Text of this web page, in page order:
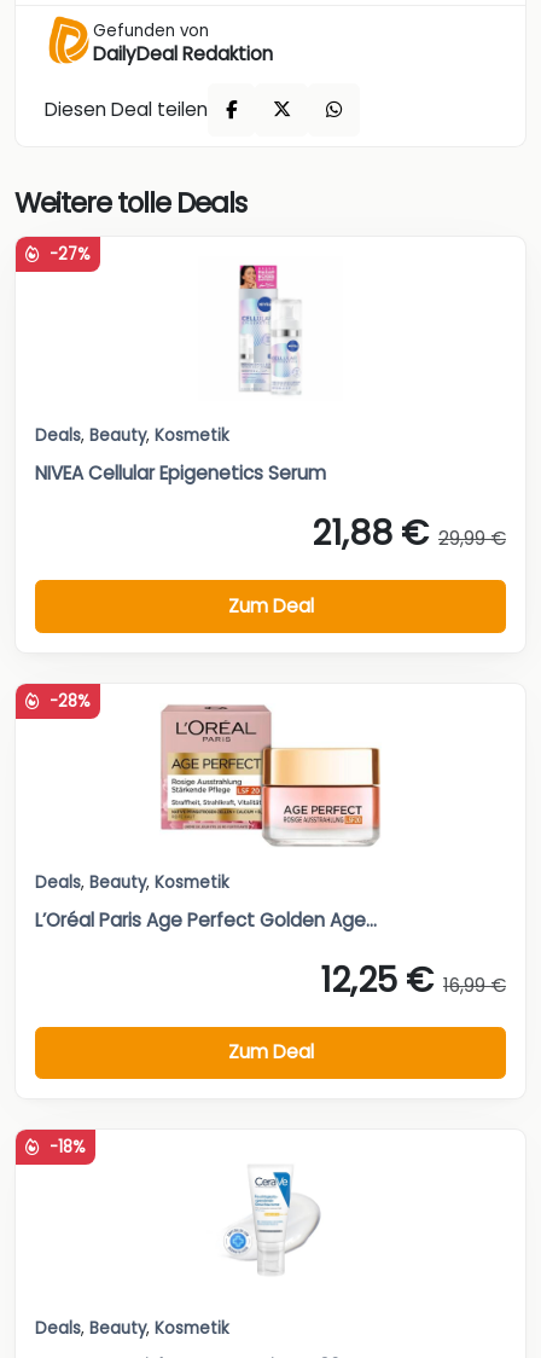
Gefunden von
DailyDeal Redaktion
Diesen Deal teilen
Weitere tolle Deals
-27%
Deals, Beauty, Kosmetik
NIVEA Cellular Epigenetics Serum
21,88 € 29,99 €
Zum Deal
-28%
Deals, Beauty, Kosmetik
L’Oréal Paris Age Perfect Golden Age...
12,25 € 16,99 €
Zum Deal
-18%
Deals, Beauty, Kosmetik